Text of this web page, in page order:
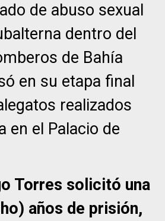
de abuso sexual
dentro del
de Bahía
en su etapa final
realizados
en el Palacio de
Torres solicitó una
años de prisión,